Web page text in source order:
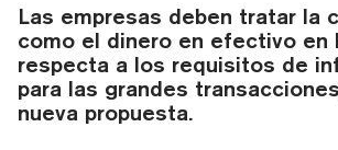
Las empresas deben tratar la
como el dinero en efectivo en
respecta a los requisitos de
para las grandes
nueva propuesta.